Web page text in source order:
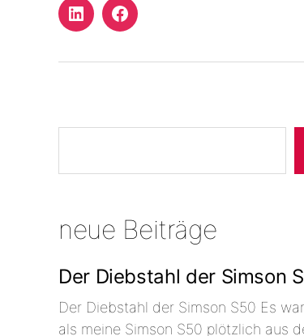
LinkedInFacebook
neue Beiträge
Der Diebstahl der Simson
Der Diebstahl der Simson S50 Es
als meine Simson S50 plötzlich aus